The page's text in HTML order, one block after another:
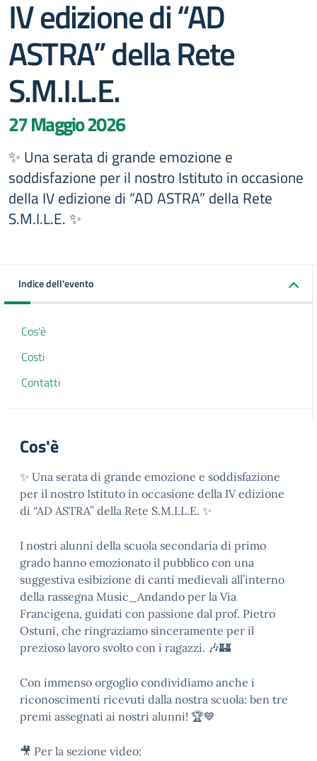
IV edizione di “AD
ASTRA” della Rete
S.M.I.L.E.
27 Maggio 2026
✨ Una serata di grande emozione e
soddisfazione per il nostro Istituto in occasione
della IV edizione di “AD ASTRA” della Rete
S.M.I.L.E. ✨
Indice dell'evento
Cos'è
Costi
Contatti
Cos'è
✨ Una serata di grande emozione e soddisfazione
per il nostro Istituto in occasione della IV edizione
di “AD ASTRA” della Rete S.M.I.L.E. ✨
I nostri alunni della scuola secondaria di primo
grado hanno emozionato il pubblico con una
suggestiva esibizione di canti medievali all’interno
della rassegna Music_Andando per la Via
Francigena, guidati con passione dal prof. Pietro
Ostuni, che ringraziamo sinceramente per il
prezioso lavoro svolto con i ragazzi. 🎶🏰
Con immenso orgoglio condividiamo anche i
riconoscimenti ricevuti dalla nostra scuola: ben tre
premi assegnati ai nostri alunni! 🏆💙
🎥 Per la sezione video: